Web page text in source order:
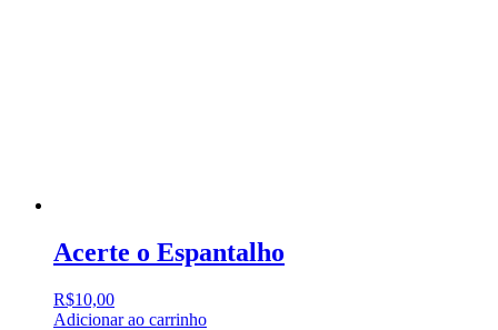
Acerte o Espantalho
R$10,00
Adicionar ao carrinho